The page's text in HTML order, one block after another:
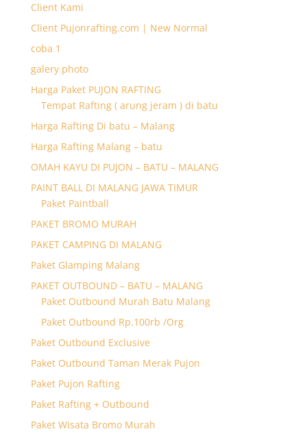
Client Kami
Client Pujonrafting.com | New Normal
coba 1
galery photo
Harga Paket PUJON RAFTING
Tempat Rafting ( arung jeram ) di batu
Harga Rafting Di batu – Malang
Harga Rafting Malang – batu
OMAH KAYU DI PUJON – BATU – MALANG
PAINT BALL DI MALANG JAWA TIMUR
Paket Paintball
PAKET BROMO MURAH
PAKET CAMPING DI MALANG
Paket Glamping Malang
PAKET OUTBOUND – BATU – MALANG
Paket Outbound Murah Batu Malang
Paket Outbound Rp.100rb /Org
Paket Outbound Exclusive
Paket Outbound Taman Merak Pujon
Paket Pujon Rafting
Paket Rafting + Outbound
Paket Wisata Bromo Murah